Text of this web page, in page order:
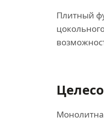
Плитный